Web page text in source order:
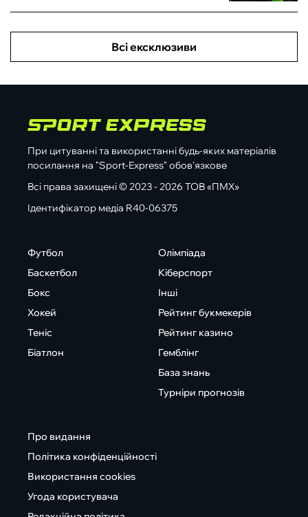
Всі ексклюзиви
При цитуванні та використанні будь-яких матеріалів
посилання на "Sport-Express" обов'язкове
Всі права захищені © 2023 - 2026 ТОВ «ПМХ»
Ідентифікатор медіа R40-06375
Футбол
Баскетбол
Бокс
Хокей
Теніс
Біатлон
Олімпіада
Кіберспорт
Інші
Рейтинг букмекерів
Рейтинг казино
Гемблінг
База знань
Турніри прогнозів
Про видання
Політика конфіденційності
Використання cookies
Угода користувача